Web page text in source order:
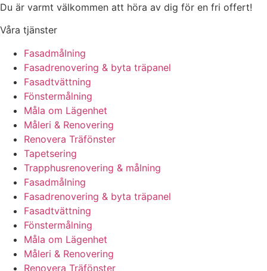
Du är varmt välkommen att höra av dig för en fri offert!
Våra tjänster
Fasadmålning
Fasadrenovering & byta träpanel
Fasadtvättning
Fönstermålning
Måla om Lägenhet
Måleri & Renovering
Renovera Träfönster
Tapetsering
Trapphusrenovering & målning
Fasadmålning
Fasadrenovering & byta träpanel
Fasadtvättning
Fönstermålning
Måla om Lägenhet
Måleri & Renovering
Renovera Träfönster